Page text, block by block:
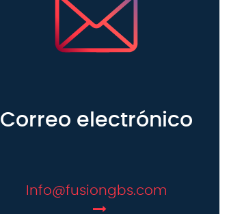
Correo electrónico
Info@fusiongbs.com